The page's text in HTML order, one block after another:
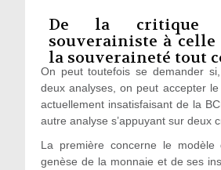
De la critique
souverainiste à
la souveraineté tout
On peut toutefois se demander
deux analyses, on peut accepter
actuellement insatisfaisant de la
autre analyse s’appuyant sur deux
La première concerne le modèle
genèse de la monnaie et de ses